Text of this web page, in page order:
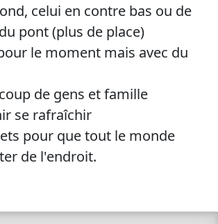
celui en contre bas ou de
pont (plus de place)
le moment mais avec du
de gens et famille
se rafraîchir
pour que tout le monde
de l'endroit.